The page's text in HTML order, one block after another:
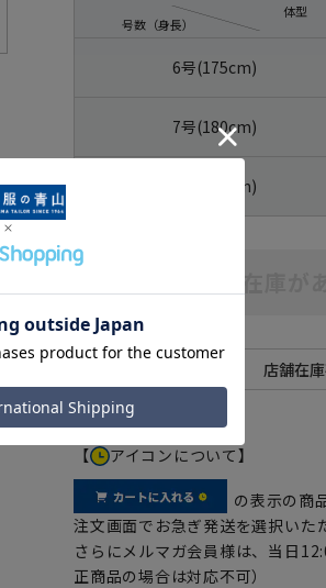
号数（身長）
体型
6号(175cm)
7号(180cm)
8号(185cm)
【 アイコンについて】
の表示の商
注文画面でお急ぎ発送を選択いた
さらにメルマガ会員様は、当日
正商品の場合は対応不可）